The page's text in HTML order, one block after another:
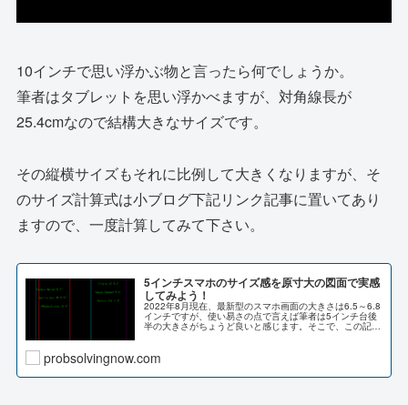
10インチで思い浮かぶ物と言ったら何でしょうか。
筆者はタブレットを思い浮かべますが、対角線長が
25.4cmなので結構大きなサイズです。
その縦横サイズもそれに比例して大きくなりますが、そ
のサイズ計算式は小ブログ下記リンク記事に置いてあり
ますので、一度計算してみて下さい。
5インチスマホのサイズ感を原寸大の図面で実感
してみよう！
2022年8月現在、最新型のスマホ画面の大きさは6.5～6.8
インチですが、使い易さの点で言えば筆者は5インチ台後
半の大きさがちょうど良いと感じます。そこで、この記事
では5インチクラスのスマホ画面のサイズ感について、原
probsolvingnow.com